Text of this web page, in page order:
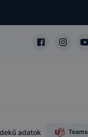
adatok Teams